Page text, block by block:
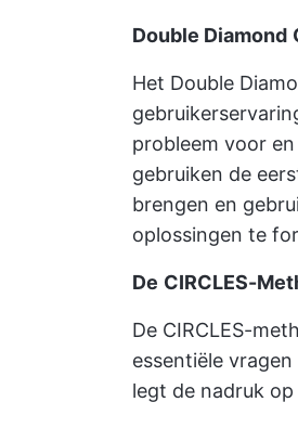
Double Diamond
Het Double
probleem voor
gebruiken de
brengen en
oplossingen te
De CIRCLES-
De CIRCLES-
essentiële
legt de nadruk